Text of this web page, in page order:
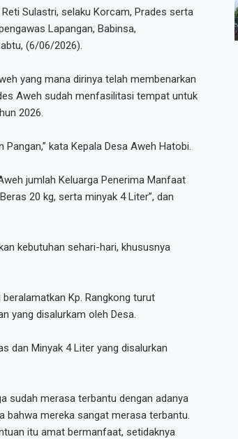
Sulastri, selaku Korcam, Prades serta
Lapangan, Babinsa,
(6/06/2026).
yang mana dirinya telah membenarkan
Aweh sudah menfasilitasi tempat untuk
2026.
kata Kepala Desa Aweh Hatobi.
jumlah Keluarga Penerima Manfaat
20 kg, serta minyak 4 Liter”, dan
kebutuhan sehari-hari, khususnya
Kp. Rangkong turut
yang disalurkam oleh Desa.
dan Minyak 4 Liter yang disalurkan
sudah merasa terbantu dengan adanya
bahwa mereka sangat merasa terbantu.
itu amat bermanfaat, setidaknya